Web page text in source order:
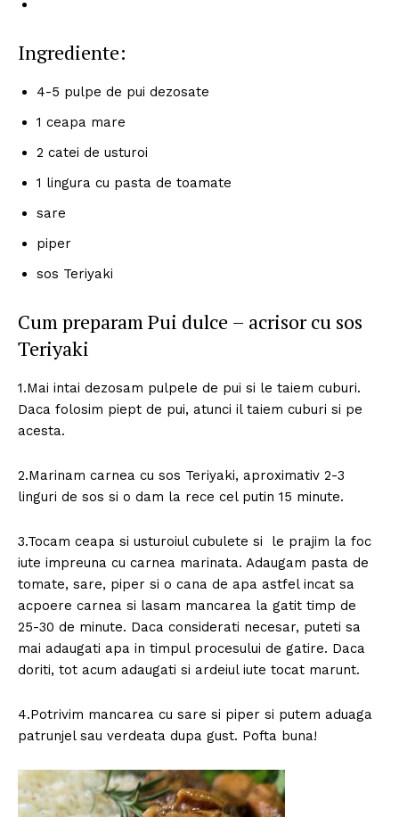
Ingrediente:
4-5 pulpe de pui dezosate
1 ceapa mare
2 catei de usturoi
1 lingura cu pasta de toamate
sare
piper
sos Teriyaki
Cum preparam Pui dulce – acrisor cu sos
Teriyaki
1.Mai intai dezosam pulpele de pui si le taiem cuburi.
Daca folosim piept de pui, atunci il taiem cuburi si pe
acesta.
2.Marinam carnea cu sos Teriyaki, aproximativ 2-3
linguri de sos si o dam la rece cel putin 15 minute.
3.Tocam ceapa si usturoiul cubulete si le prajim la foc
iute impreuna cu carnea marinata. Adaugam pasta de
tomate, sare, piper si o cana de apa astfel incat sa
acpoere carnea si lasam mancarea la gatit timp de
25-30 de minute. Daca considerati necesar, puteti sa
mai adaugati apa in timpul procesului de gatire. Daca
doriti, tot acum adaugati si ardeiul iute tocat marunt.
4.Potrivim mancarea cu sare si piper si putem aduaga
patrunjel sau verdeata dupa gust. Pofta buna!